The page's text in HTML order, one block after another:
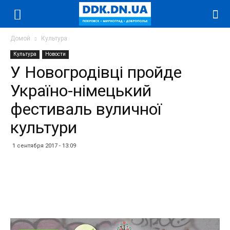
Домой Культура
Культура Новости
У Новогродівці пройде
Україно-німецький
фестиваль вуличної
культури
1 сентября 2017 - 13:09